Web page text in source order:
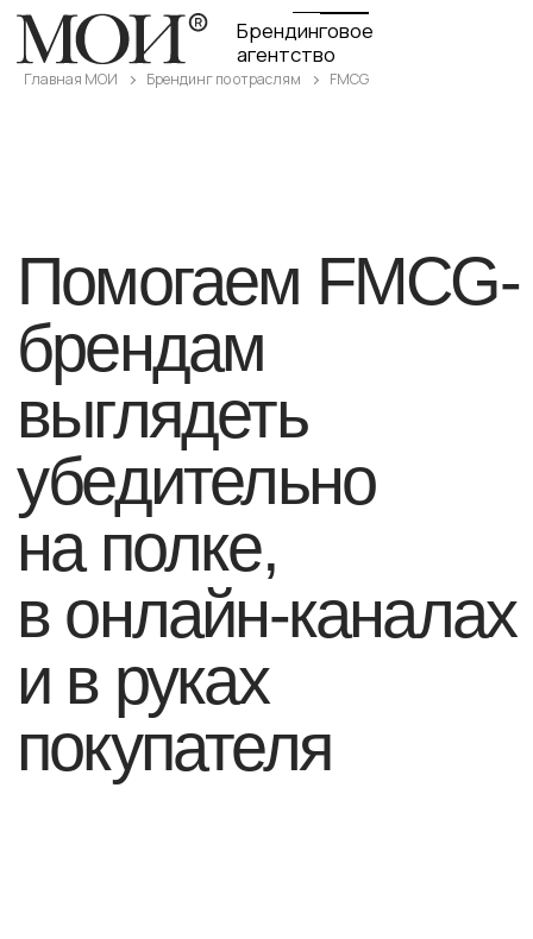
Брендинговое
агентство
Главная МОИ Брендинг по отраслям FMCG
брендам
выглядеть
убедительно
на полке,
в онлайн-каналах
и в руках
покупателя
айдентика упаковка
брендбук маркетплейсы
сайт продукта
интернет-магазин
спецпроект